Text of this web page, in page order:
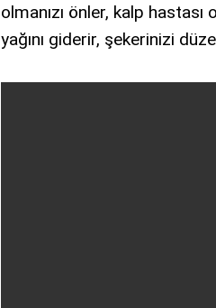
olmanızı önler, kalp hastası
yağını giderir, şekerinizi